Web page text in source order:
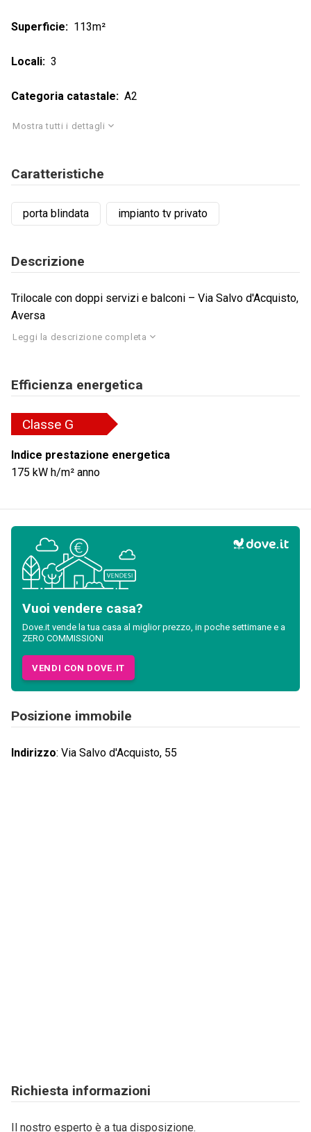
Superficie 113m²
Locali 3
Categoria catastale A2
Mostra tutti i dettagli
Caratteristiche
porta blindata impianto tv privato
Descrizione
Trilocale con doppi servizi e balconi – Via Salvo d'Acquisto,
Aversa
Leggi la descrizione completa
Efficienza energetica
Classe G
Indice prestazione energetica
175 kW h/m² anno
Vuoi vendere casa?
Dove.it vende la tua casa al miglior prezzo, in poche settimane e a
ZERO COMMISSIONI
VENDI CON DOVE.IT
Posizione immobile
Indirizzo: Via Salvo d'Acquisto, 55
Richiesta informazioni
Il nostro esperto è a tua disposizione.